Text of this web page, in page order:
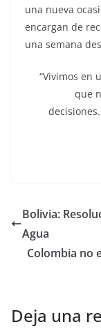
una nueva
encargan de
una semana
“Vivimos en
que
Bolivia:
Agua
Colombia no
Deja una